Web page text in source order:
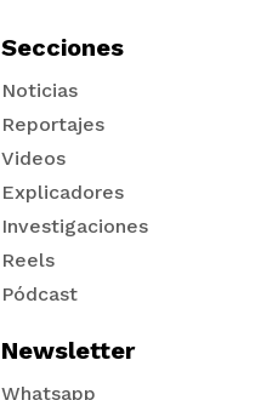
Secciones
Noticias
Reportajes
Videos
Explicadores
Investigaciones
Reels
Pódcast
Newsletter
Whatsapp